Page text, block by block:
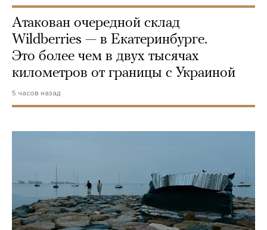
Атакован очередной склад
Wildberries — в Екатеринбурге.
Это более чем в двух тысячах
километров от границы с Украиной
5 часов назад